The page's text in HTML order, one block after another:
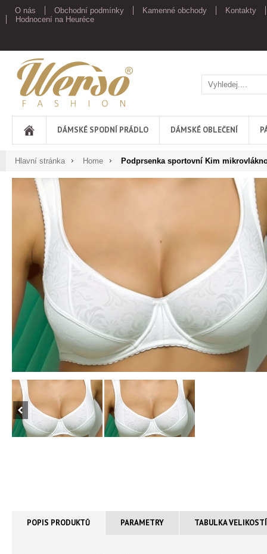
O nás Obchodní podmínky Kamenné obchody
Kontakty
Hodnocení na Heuréce
Werso
DÁMSKÉ SPODNÍ PRÁDLO DÁMSKÉ OBLEČENÍ
Hlavní stránka Home Podprsenka sportovní Kim
POPIS PRODUKTŮ PARAMETRY TABULKA